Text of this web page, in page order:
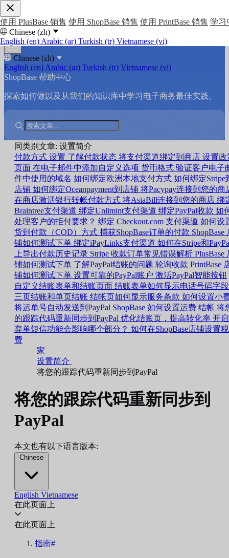
使用 PlusBase 销售 使用 ShopBase 销售 使用 PrintBase 销售 学习
Chinese (zh)
English (en) Arabic (ar) Turkish (tr) Vietnamese (vi)
Chinese (zh)
English (en) Arabic (ar) Turkish (tr) Vietnamese (vi)
ShopBase 帮助中心
探索如何做以及从我们的知识库中学习电子商务最佳实践。
同类别文章: 设置简介
付款方式 设置 了解付款状态 将支付渠道绑定到商店 设置政
页面 在电子邮件中添加自定义选项 货币格式 验证客户电子
件中使用的域名 如何绑定欧洲本地支付方式 如何绑定Stripe
店铺 如何绑定Oceanpayment到店铺 将Pacypay连接到您的商
在商店激活银行转帐付款方式 将AsiaBill连接到您的商店 绑
Braintree支付渠道 绑定Unlimint支付渠道 绑定PayPal收款 如
处理客户的拒付要求？ 绑定 Checkout.com 支付渠道 如何设
货到付款（COD）方式 捕获ShopBase订单的付款 ShopBase
铺如何测试下单 绑定iPayLinks支付渠道 如何在Stripe和
上导出付款历史记录 Stripe 收款订单常见错误解析 PlusBase
铺如何测试下单 了解PayPal结账的问题 轮询收款 PrintBase
铺如何测试下单 设置可靠的PayPal账户 激活PayPal智能按钮
自定义结账表单和结账页面 结账表单如何显示电话号码字段
三页结账和单页结账 结帐页如何显示服务条款 如何设置小
将运单号自动发送到PayPal ShopBase 如何设置运费 结帐 将
的跟踪代码重新同步到PayPal 优化结账页，提高转化率 开启
弃单短信功能会影响哪个部分？ 如何在ShopBase店铺设置税
费
家
设置简介
将您的跟踪代码重新同步到PayPal
将您的跟踪代码重新同步到
PayPal
本文也有以下语言版本:
Chinese
English Vietnamese
在此页面上
在此页面上
指南#